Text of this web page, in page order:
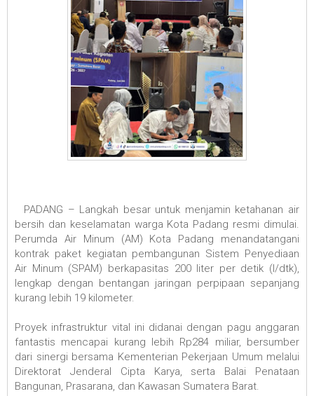
‎ PADANG – Langkah besar untuk menjamin ketahanan air
bersih dan keselamatan warga Kota Padang resmi dimulai.
Perumda Air Minum (AM) Kota Padang menandatangani
kontrak paket kegiatan pembangunan Sistem Penyediaan
Air Minum (SPAM) berkapasitas 200 liter per detik (l/dtk),
lengkap dengan bentangan jaringan perpipaan sepanjang
kurang lebih 19 kilometer.
‎Proyek infrastruktur vital ini didanai dengan pagu anggaran
fantastis mencapai kurang lebih Rp284 miliar, bersumber
dari sinergi bersama Kementerian Pekerjaan Umum melalui
Direktorat Jenderal Cipta Karya, serta Balai Penataan
Bangunan, Prasarana, dan Kawasan Sumatera Barat.